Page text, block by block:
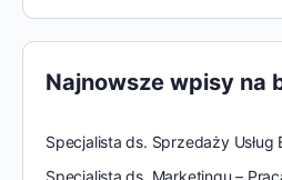
Najnowsze wpisy na
Specjalista ds. Sprzedaży Usług